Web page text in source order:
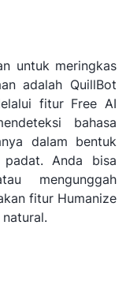
untuk meringkas
adalah QuillBot
fitur Free AI
bahasa
dalam bentuk
Anda bisa
mengunggah
fitur Humanize